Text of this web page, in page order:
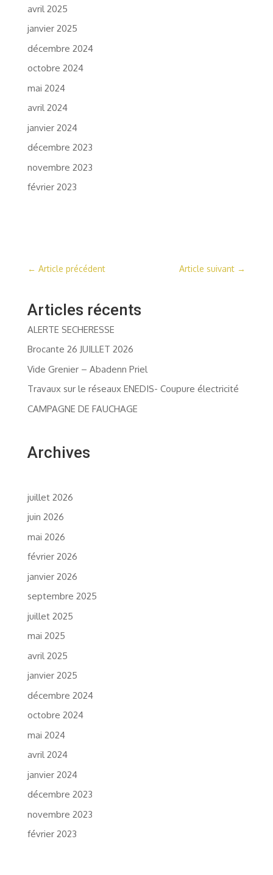
avril 2025
janvier 2025
décembre 2024
octobre 2024
mai 2024
avril 2024
janvier 2024
décembre 2023
novembre 2023
février 2023
← Article précédent Article suivant →
Articles récents
ALERTE SECHERESSE
Brocante 26 JUILLET 2026
Vide Grenier – Abadenn Priel
Travaux sur le réseaux ENEDIS- Coupure électricité
CAMPAGNE DE FAUCHAGE
Archives
juillet 2026
juin 2026
mai 2026
février 2026
janvier 2026
septembre 2025
juillet 2025
mai 2025
avril 2025
janvier 2025
décembre 2024
octobre 2024
mai 2024
avril 2024
janvier 2024
décembre 2023
novembre 2023
février 2023